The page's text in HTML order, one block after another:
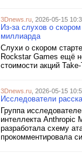
3Dnews.ru , 2026-05-15
Из-за слухов о
миллиарда
Слухи о скором
Rockstar Games ещё
стоимости акций
3Dnews.ru , 2026-05-15
Исследователи
Группа
интеллекта Anthropic
разработала схему
прокомментировала